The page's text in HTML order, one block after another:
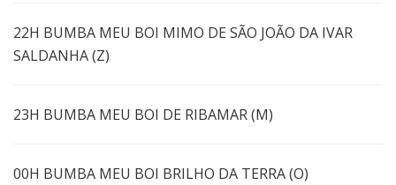
22H BUMBA MEU BOI MIMO DE SÃO JOÃO DA IVAR
SALDANHA (Z)
23H BUMBA MEU BOI DE RIBAMAR (M)
00H BUMBA MEU BOI BRILHO DA TERRA (O)